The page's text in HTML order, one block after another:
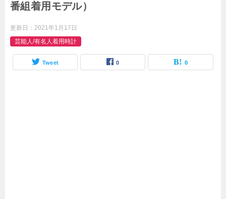
番組着用モデル）
更新日： 2021年1月17日
芸能人/有名人着用時計
Tweet 0 0